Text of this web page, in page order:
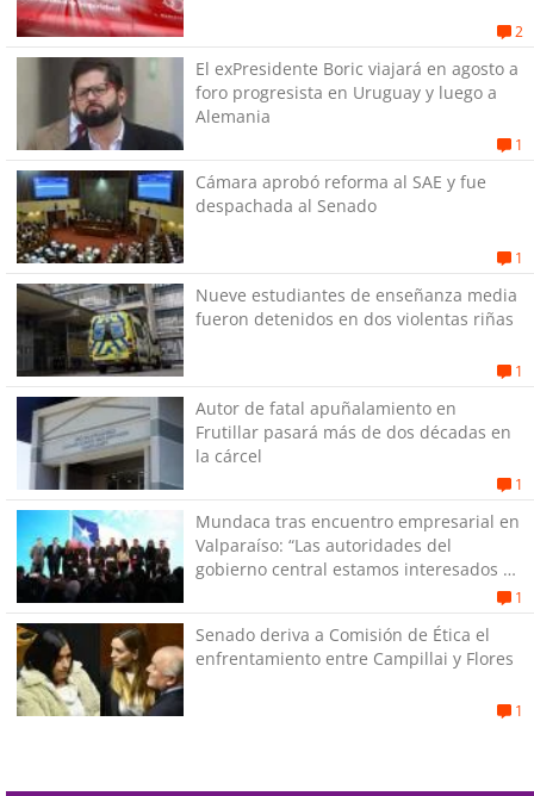
2
El exPresidente Boric viajará en agosto a
foro progresista en Uruguay y luego a
Alemania
1
Cámara aprobó reforma al SAE y fue
despachada al Senado
1
Nueve estudiantes de enseñanza media
fueron detenidos en dos violentas riñas
1
Autor de fatal apuñalamiento en
Frutillar pasará más de dos décadas en
la cárcel
1
Mundaca tras encuentro empresarial en
Valparaíso: “Las autoridades del
gobierno central estamos interesados en
1
Senado deriva a Comisión de Ética el
enfrentamiento entre Campillai y Flores
1